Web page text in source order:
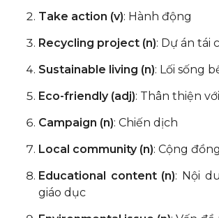
Take action (v): Hành động
Recycling project (n): Dự án tái
Sustainable living (n): Lối sống
Eco-friendly (adj): Thân thiện
Campaign (n): Chiến dịch
Local community (n): Cộng
Educational content (n): Nội
giáo dục